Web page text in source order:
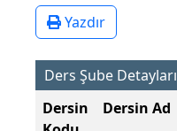
Yazdır
Ders Şube Detayları
Dersin
Dersin Ad